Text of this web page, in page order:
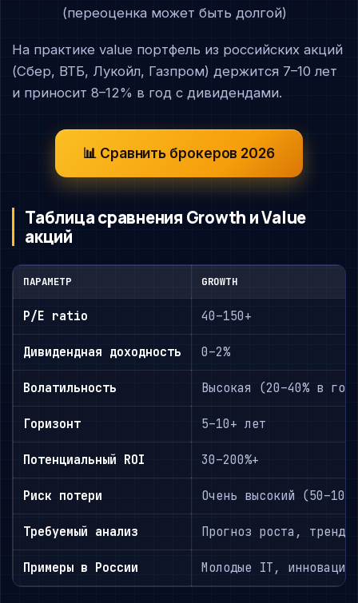
(переоценка может быть долгой)
На практике value портфель из российских акций
(Сбер, ВТБ, Лукойл, Газпром) держится 7–10 лет
и приносит 8–12% в год с дивидендами.
📊 Сравнить брокеров 2026
Таблица сравнения Growth и Value
акций
ПАРАМЕТР GROWTH
P/E ratio 40–150+
Дивидендная доходность 0–2%
Волатильность Высокая (20–40% в
Горизонт 5–10+ лет
Потенциальный ROI 30–200%+
Риск потери Очень высокий
Требуемый анализ Прогноз роста,
Примеры в России Молодые IT,